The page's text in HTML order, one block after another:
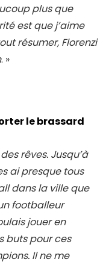
plus que
est que j’aime
résumer, Florenzi
. »
le brassard
rêves. Jusqu’à
ai presque tous
dans la ville que
footballeur
jouer en
buts pour ces
Il ne me